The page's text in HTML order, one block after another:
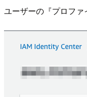
ユーザーの『プロフ